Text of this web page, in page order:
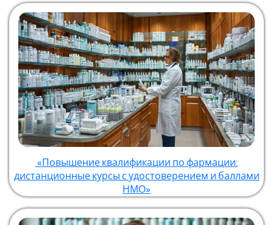
«Повышение квалификации по фармации:
дистанционные курсы с удостоверением и баллами
НМО»